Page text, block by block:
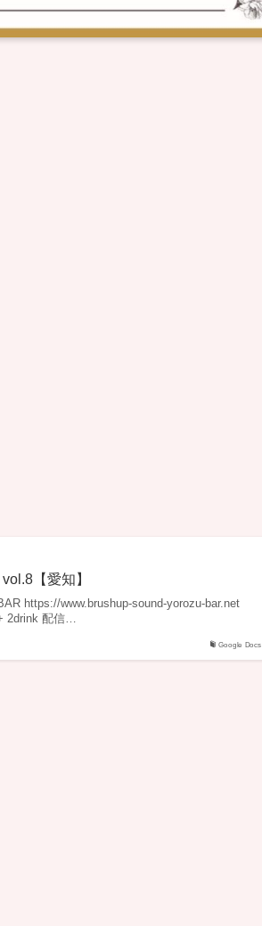
Google Docs
【愛知】
https://www.brushup-sound-yorozu-bar.net
2drink 配信…